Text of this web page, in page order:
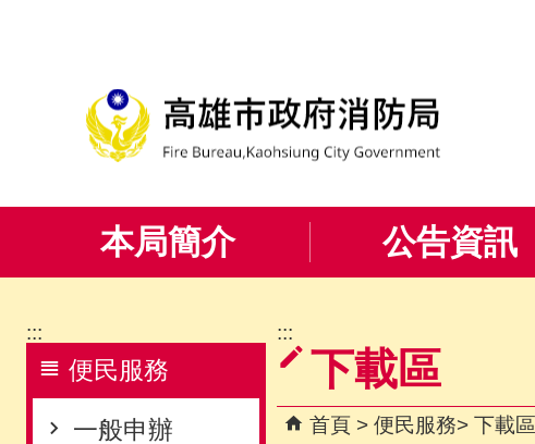
本局簡介 公告資訊
:::
便民服務
一般申辦
:::
下載區
首頁 便民服務 下載區